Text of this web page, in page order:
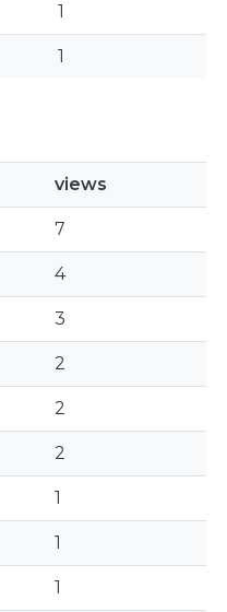
1
1
views
7
4
3
2
2
2
1
1
1